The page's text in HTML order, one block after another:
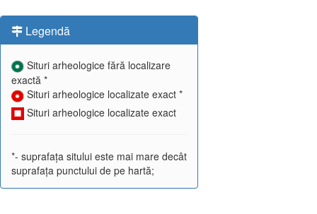
Legendă
Situri arheologice fără localizare
exactă *
Situri arheologice localizate exact *
Situri arheologice localizate exact
*- suprafața sitului este mai mare decât
suprafața punctului de pe hartă;